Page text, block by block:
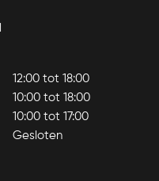
12:00 tot 18:00
10:00 tot 18:00
10:00 tot 17:00
Gesloten